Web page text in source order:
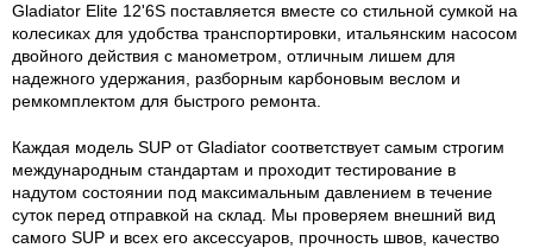
Gladiator Elite 12'6S поставляется вместе со стильной сумкой на
колесиках для удобства транспортировки, итальянским насосом
двойного действия с манометром, отличным лишем для
надежного удержания, разборным карбоновым веслом и
ремкомплектом для быстрого ремонта.
Каждая модель SUP от Gladiator соответствует самым строгим
международным стандартам и проходит тестирование в
надутом состоянии под максимальным давлением в течение
суток перед отправкой на склад. Мы проверяем внешний вид
самого SUP и всех его аксессуаров, прочность швов, качество